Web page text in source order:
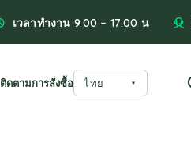
เวลาทำงาน 9.00 – 17.00 น
ติดตามการสั่งซื้อ